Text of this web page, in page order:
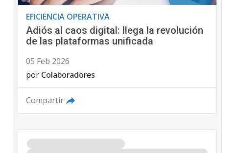
EFICIENCIA OPERATIVA
Adiós al caos digital: llega la revolución
de las plataformas unificada
05 Feb 2026
por Colaboradores
Compartir